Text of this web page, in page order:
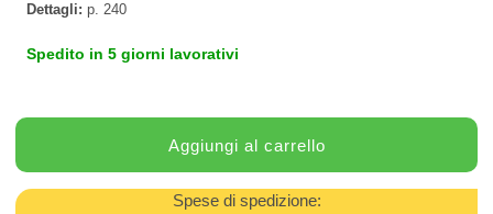
Dettagli:p. 240
Spedito in 5 giorni lavorativi
Spese di spedizione: